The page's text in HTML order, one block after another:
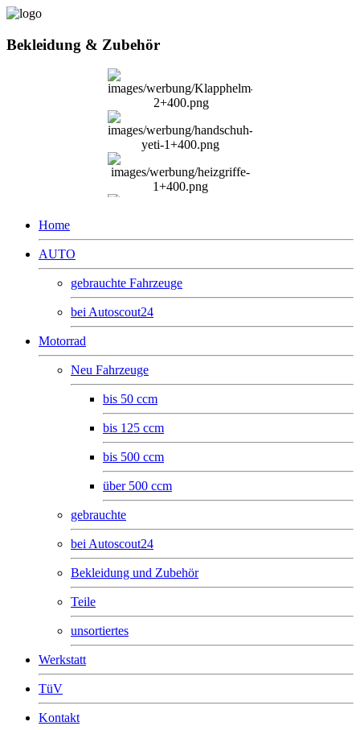
Bekleidung & Zubehör
Home
AUTO
gebrauchte Fahrzeuge
bei Autoscout24
Motorrad
Neu Fahrzeuge
bis 50 ccm
bis 125 ccm
bis 500 ccm
über 500 ccm
gebrauchte
bei Autoscout24
Bekleidung und Zubehör
Teile
unsortiertes
Werkstatt
TüV
Kontakt